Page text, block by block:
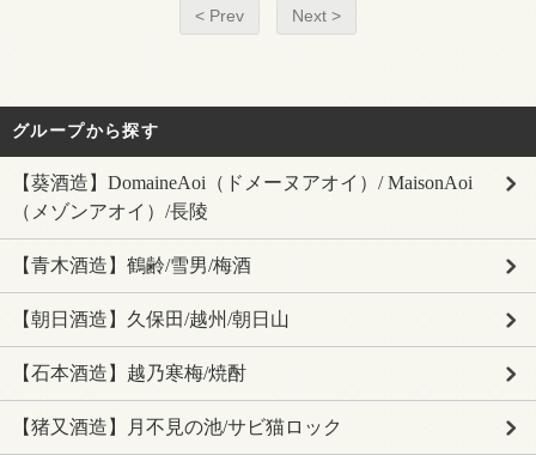
< Prev Next >
グループから探す
【葵酒造】DomaineAoi（ドメーヌアオイ）/ MaisonAoi
（メゾンアオイ）/長陵
【青木酒造】鶴齢/雪男/梅酒
【朝日酒造】久保田/越州/朝日山
【石本酒造】越乃寒梅/焼酎
【猪又酒造】月不見の池/サビ猫ロック